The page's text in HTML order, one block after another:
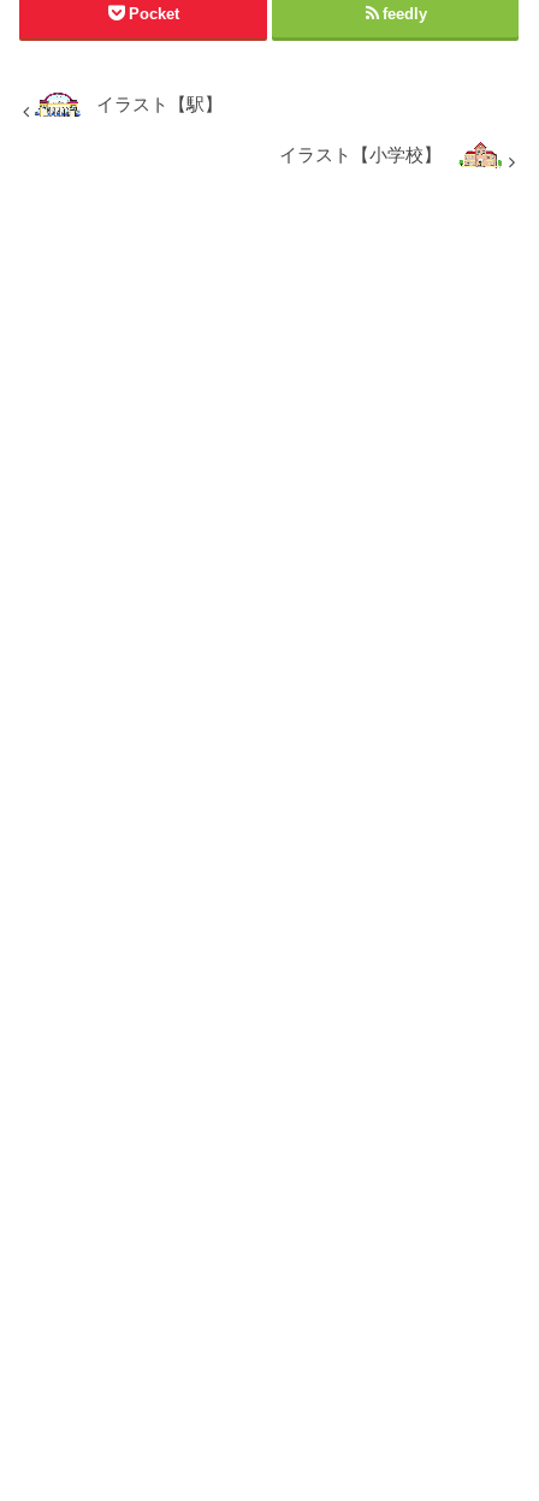
Pocket feedly
イラスト【駅】
イラスト【小学校】